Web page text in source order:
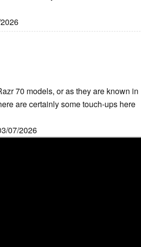
70 models, or as they are known in
are certainly some touch-ups here
07/2026